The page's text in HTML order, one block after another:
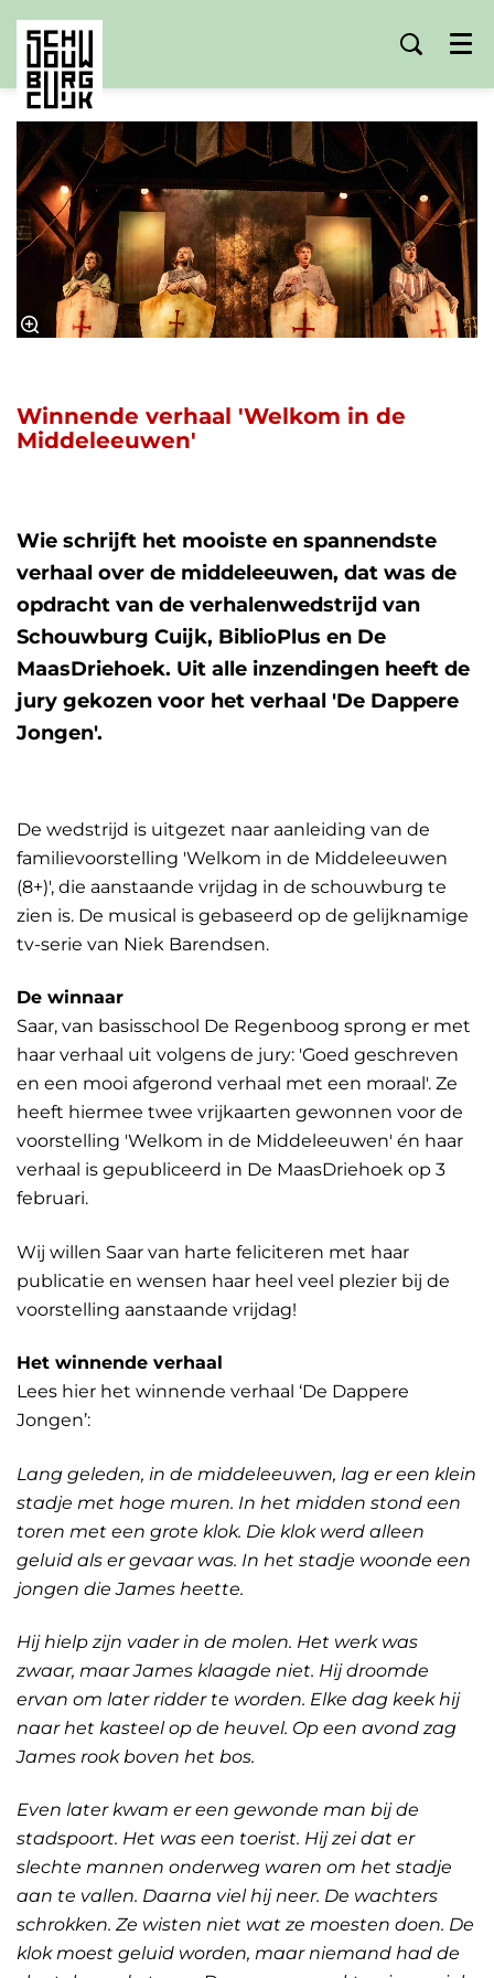
Menu
Winnende verhaal 'Welkom in de
Middeleeuwen'
Wie schrijft het mooiste en spannendste
verhaal over de middeleeuwen, dat was de
opdracht van de verhalenwedstrijd van
Schouwburg Cuijk, BiblioPlus en De
MaasDriehoek. Uit alle inzendingen heeft de
jury gekozen voor het verhaal 'De Dappere
Jongen'.
De wedstrijd is uitgezet naar aanleiding van de
familievoorstelling 'Welkom in de Middeleeuwen
(8+)', die aanstaande vrijdag in de schouwburg te
zien is. De musical is gebaseerd op de gelijknamige
tv-serie van Niek Barendsen.
De winnaar
Saar, van basisschool De Regenboog sprong er met
haar verhaal uit volgens de jury: 'Goed geschreven
en een mooi afgerond verhaal met een moraal'. Ze
heeft hiermee twee vrijkaarten gewonnen voor de
voorstelling 'Welkom in de Middeleeuwen' én haar
verhaal is gepubliceerd in De MaasDriehoek op 3
februari.
Wij willen Saar van harte feliciteren met haar
publicatie en wensen haar heel veel plezier bij de
voorstelling aanstaande vrijdag!
Het winnende verhaal
Lees hier het winnende verhaal ‘De Dappere
Jongen’:
Lang geleden, in de middeleeuwen, lag er een klein
stadje met hoge muren. In het midden stond een
toren met een grote klok. Die klok werd alleen
geluid als er gevaar was. In het stadje woonde een
jongen die James heette.
Hij hielp zijn vader in de molen. Het werk was
zwaar, maar James klaagde niet. Hij droomde
ervan om later ridder te worden. Elke dag keek hij
naar het kasteel op de heuvel. Op een avond zag
James rook boven het bos.
Even later kwam er een gewonde man bij de
stadspoort. Het was een toerist. Hij zei dat er
slechte mannen onderweg waren om het stadje
aan te vallen. Daarna viel hij neer. De wachters
schrokken. Ze wisten niet wat ze moesten doen. De
klok moest geluid worden, maar niemand had de